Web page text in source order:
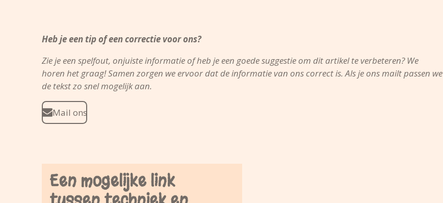
Heb je een tip of een correctie voor ons?
Zie je een spelfout, onjuiste informatie of heb je een goede suggestie om dit artikel te verbeteren? We
horen het graag! Samen zorgen we ervoor dat de informatie van ons correct is. Als je ons mailt passen we
de tekst zo snel mogelijk aan.
Mail ons
Een mogelijke link